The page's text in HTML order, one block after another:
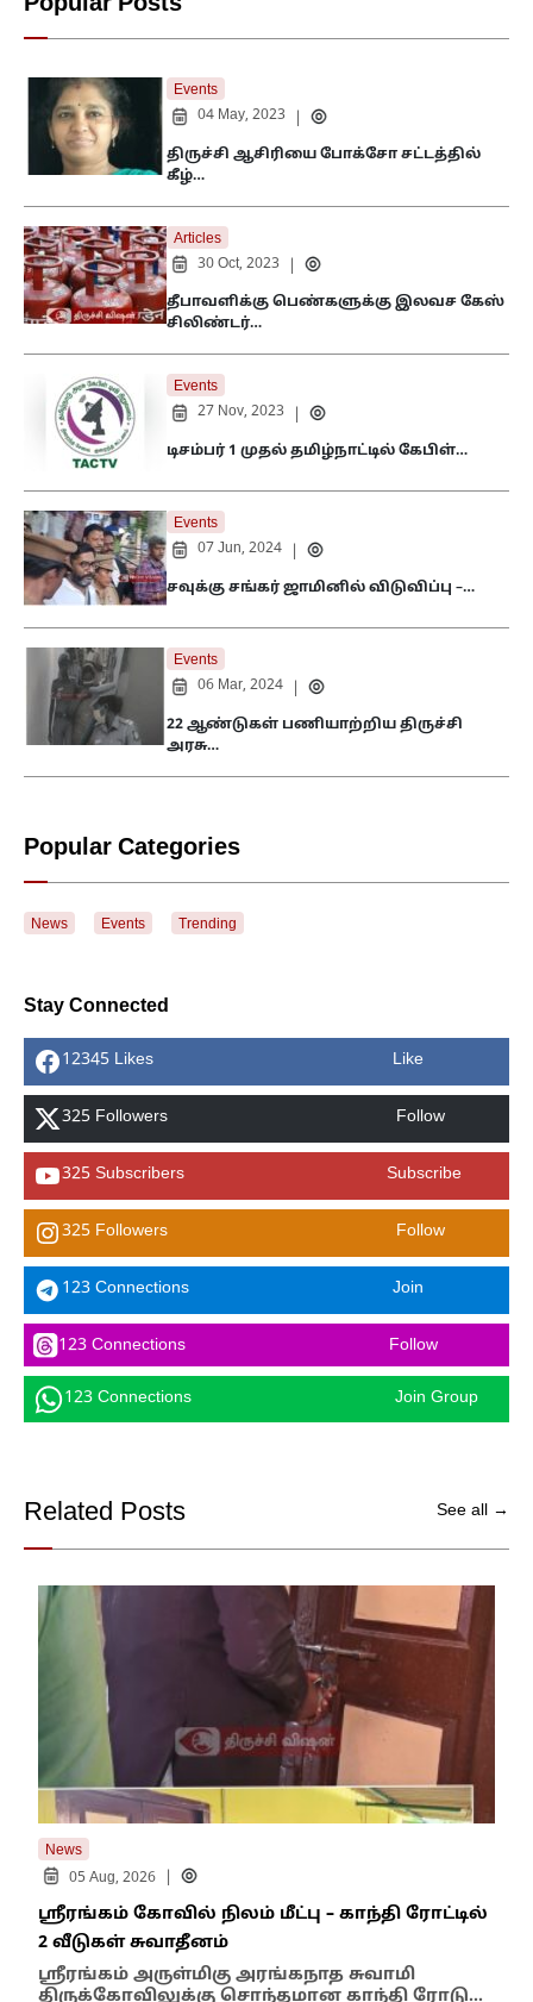
Events
04 May, 2023
திருச்சி ஆசிரியை போக்சோ சட்டத்தில்
கீழ்…
Articles
30 Oct, 2023
தீபாவளிக்கு பெண்களுக்கு இலவச கேஸ்
சிலிண்டர்…
Events
27 Nov, 2023
டிசம்பர் 1 முதல் தமிழ்நாட்டில் கேபிள்…
Events
07 Jun, 2024
சவுக்கு சங்கர் ஜாமினில் விடுவிப்பு –…
Events
06 Mar, 2024
22 ஆண்டுகள் பணியாற்றிய திருச்சி
அரசு…
Popular Categories
News Events Trending
Stay Connected
12345 Likes Like
325 Followers Follow
325 Subscribers Subscribe
325 Followers Follow
123 Connections Join
123 Connections Follow
123 Connections Join Group
Related Posts See all →
News
05 Aug, 2026
ஸ்ரீரங்கம் கோவில் நிலம் மீட்பு – காந்தி ரோட்டில்
2 வீடுகள் சுவாதீனம்
ஸ்ரீரங்கம் அருள்மிகு அரங்கநாத சுவாமி
திருக்கோவிலுக்கு சொந்தமான காந்தி ரோடு…